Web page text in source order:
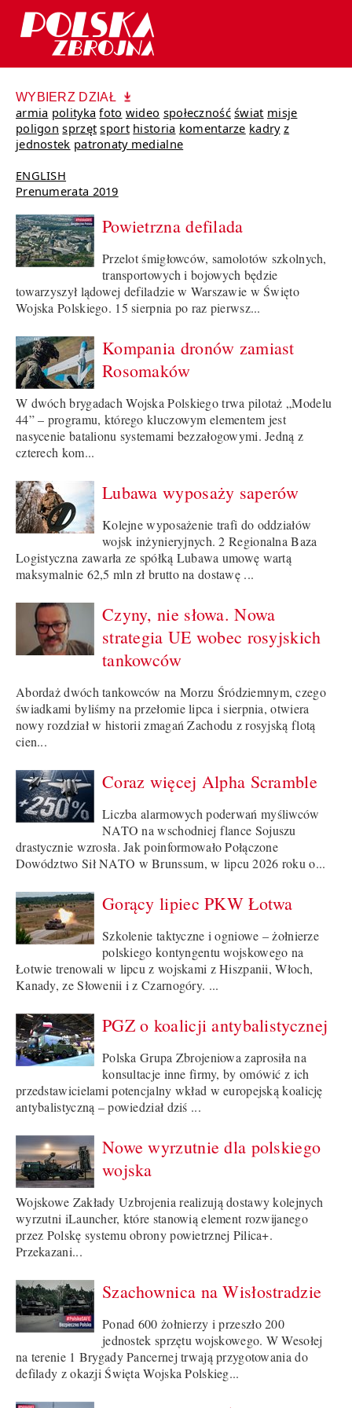
WYBIERZ DZIAŁ
armia polityka foto wideo społeczność świat misje
poligon sprzęt sport historia komentarze kadry z
jednostek patronaty medialne
ENGLISH
Prenumerata 2019
Powietrzna defilada
Przelot śmigłowców, samolotów szkolnych,
transportowych i bojowych będzie
towarzyszył lądowej defiladzie w Warszawie w Święto
Wojska Polskiego. 15 sierpnia po raz pierwsz...
Kompania dronów zamiast
Rosomaków
W dwóch brygadach Wojska Polskiego trwa pilotaż „Modelu
44” – programu, którego kluczowym elementem jest
nasycenie batalionu systemami bezzałogowymi. Jedną z
czterech kom...
Lubawa wyposaży saperów
Kolejne wyposażenie trafi do oddziałów
wojsk inżynieryjnych. 2 Regionalna Baza
Logistyczna zawarła ze spółką Lubawa umowę wartą
maksymalnie 62,5 mln zł brutto na dostawę ...
Czyny, nie słowa. Nowa
strategia UE wobec rosyjskich
tankowców
Abordaż dwóch tankowców na Morzu Śródziemnym, czego
świadkami byliśmy na przełomie lipca i sierpnia, otwiera
nowy rozdział w historii zmagań Zachodu z rosyjską flotą
cien...
Coraz więcej Alpha Scramble
Liczba alarmowych poderwań myśliwców
NATO na wschodniej flance Sojuszu
drastycznie wzrosła. Jak poinformowało Połączone
Dowództwo Sił NATO w Brunssum, w lipcu 2026 roku o...
Gorący lipiec PKW Łotwa
Szkolenie taktyczne i ogniowe – żołnierze
polskiego kontyngentu wojskowego na
Łotwie trenowali w lipcu z wojskami z Hiszpanii, Włoch,
Kanady, ze Słowenii i z Czarnogóry. ...
PGZ o koalicji antybalistycznej
Polska Grupa Zbrojeniowa zaprosiła na
konsultacje inne firmy, by omówić z ich
przedstawicielami potencjalny wkład w europejską koalicję
antybalistyczną – powiedział dziś ...
Nowe wyrzutnie dla polskiego
wojska
Wojskowe Zakłady Uzbrojenia realizują dostawy kolejnych
wyrzutni iLauncher, które stanowią element rozwijanego
przez Polskę systemu obrony powietrznej Pilica+.
Przekazani...
Szachownica na Wisłostradzie
Ponad 600 żołnierzy i przeszło 200
jednostek sprzętu wojskowego. W Wesołej
na terenie 1 Brygady Pancernej trwają przygotowania do
defilady z okazji Święta Wojska Polskieg...